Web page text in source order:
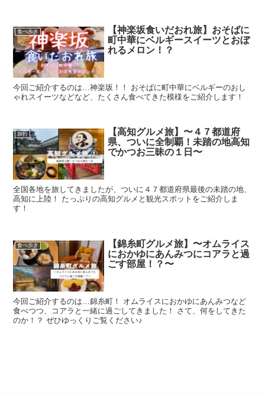
食べ歩き
【神楽坂食いだおれ旅】おそばに
町中華にベルギースイーツとおぼ
れるメロン！？
今回ご紹介するのは…神楽坂！！ おそばに町中華にベルギーのおし
ゃれスイーツなどなど、たくさん食べてきた模様をご紹介します！
旅行
【高知グルメ旅】〜４７都道府
県、ついに全制覇！未踏の地高知
でかつお三昧の１日〜
全国各地を旅してきましたが、ついに４７都道府県最後の未踏の地、
高知に上陸！ たっぷりの高知グルメと観光スポットをご紹介しま
す！
食べ歩き
【錦糸町グルメ旅】〜オムライス
におかゆにあんみつにコアラと過
ごす部屋！？〜
今回ご紹介するのは…錦糸町！ オムライスにおかゆにあんみつなど
食べつつ、コアラと一緒に過ごしてきました！ さて、何をしてきた
のか！？ ぜひゆっくりご覧ください♪